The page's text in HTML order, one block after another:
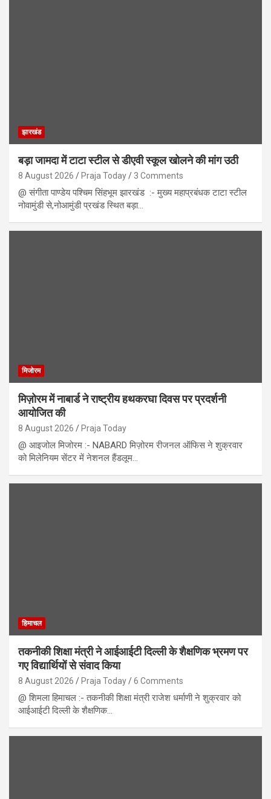
झारखंड
बड़ा जामदा में टाटा स्टील से डीएवी स्कूल खोलने की मांग उठी
8 August 2026 Praja Today 3 Comments
@ संगीता पाण्डेय पश्चिम सिंहभूम झारखंड :- मुख्य महाप्रबंधक टाटा स्टील
नोवामुंडी से,नोआमुंडी प्रखंड स्थित बड़ा…
मिजोरम
मिज़ोरम में नाबार्ड ने राष्ट्रीय हथकरघा दिवस पर प्रदर्शनी
आयोजित की
8 August 2026 Praja Today
@ आइजोल मिजोरम :- NABARD मिज़ोरम रीजनल ऑफिस ने शुक्रवार
को मिलेनियम सेंटर में नेशनल हैंडलूम…
हिमाचल
तकनीकी शिक्षा मंत्री ने आईआईटी दिल्ली के शैक्षणिक भ्रमण पर
गए विद्यार्थियों से संवाद किया
8 August 2026 Praja Today 6 Comments
@ शिमला हिमाचल :- तकनीकी शिक्षा मंत्री राजेश धर्माणी ने शुक्रवार को
आईआईटी दिल्ली के शैक्षणिक…